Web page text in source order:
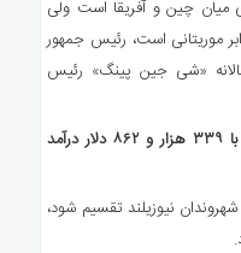
میان چین و آفریقا است ولی
تولید ناحالص ملی چین، ۲۴۰۰ برابر موریتانی است، رئیس جمهور
سالانه «شی جین پینگ» رئیس
۳۳۹هزار و ۸۶۲دلار درآمد
نیوزیلند تقسیم شود،